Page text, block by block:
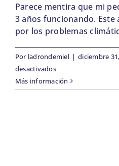
Parece mentira que mi
3 años funcionando. Este
por los problemas
Por ladrondemiel | diciembre
desactivadosen
Feliz
Año
Más información